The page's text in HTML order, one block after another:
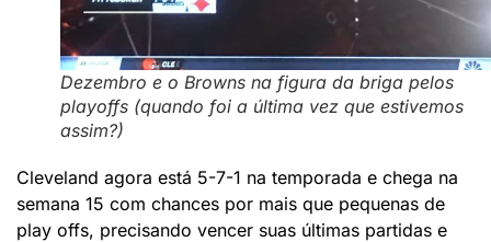
Dezembro e o Browns na figura da briga pelos
playoffs (quando foi a última vez que estivemos
assim?)
Cleveland agora está 5-7-1 na temporada e chega na
semana 15 com chances por mais que pequenas de
play offs, precisando vencer suas últimas partidas e